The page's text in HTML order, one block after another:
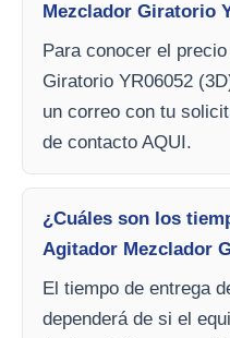
Mezclador Giratorio
Para conocer el
Giratorio YR06052
un correo con tu
de contacto AQUI.
¿Cuáles son los
Agitador Mezclador
El tiempo de entrega
dependerá de si el